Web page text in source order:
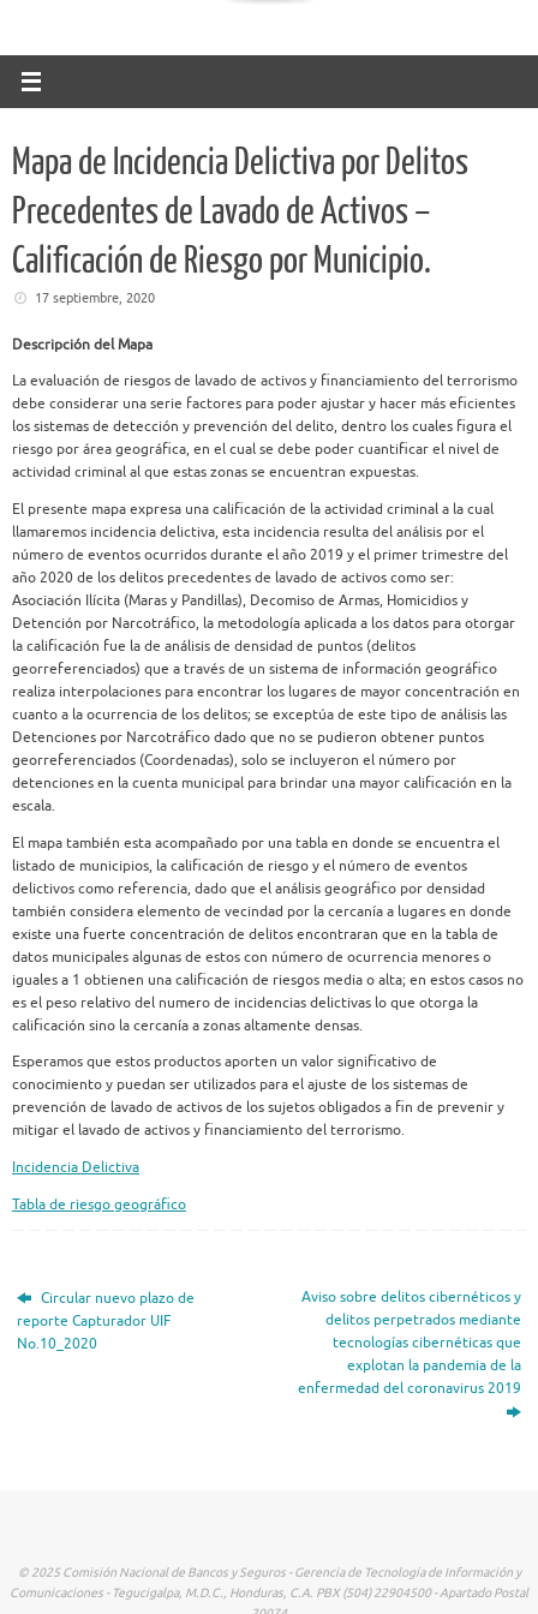
Mapa de Incidencia Delictiva por Delitos
Precedentes de Lavado de Activos –
Calificación de Riesgo por Municipio.
17 septiembre, 2020
Descripción del Mapa
La evaluación de riesgos de lavado de activos y financiamiento del terrorismo
debe considerar una serie factores para poder ajustar y hacer más eficientes
los sistemas de detección y prevención del delito, dentro los cuales figura el
riesgo por área geográfica, en el cual se debe poder cuantificar el nivel de
actividad criminal al que estas zonas se encuentran expuestas.
El presente mapa expresa una calificación de la actividad criminal a la cual
llamaremos incidencia delictiva, esta incidencia resulta del análisis por el
número de eventos ocurridos durante el año 2019 y el primer trimestre del
año 2020 de los delitos precedentes de lavado de activos como ser:
Asociación Ilícita (Maras y Pandillas), Decomiso de Armas, Homicidios y
Detención por Narcotráfico, la metodología aplicada a los datos para otorgar
la calificación fue la de análisis de densidad de puntos (delitos
georreferenciados) que a través de un sistema de información geográfico
realiza interpolaciones para encontrar los lugares de mayor concentración en
cuanto a la ocurrencia de los delitos; se exceptúa de este tipo de análisis las
Detenciones por Narcotráfico dado que no se pudieron obtener puntos
georreferenciados (Coordenadas), solo se incluyeron el número por
detenciones en la cuenta municipal para brindar una mayor calificación en la
escala.
El mapa también esta acompañado por una tabla en donde se encuentra el
listado de municipios, la calificación de riesgo y el número de eventos
delictivos como referencia, dado que el análisis geográfico por densidad
también considera elemento de vecindad por la cercanía a lugares en donde
existe una fuerte concentración de delitos encontraran que en la tabla de
datos municipales algunas de estos con número de ocurrencia menores o
iguales a 1 obtienen una calificación de riesgos media o alta; en estos casos no
es el peso relativo del numero de incidencias delictivas lo que otorga la
calificación sino la cercanía a zonas altamente densas.
Esperamos que estos productos aporten un valor significativo de
conocimiento y puedan ser utilizados para el ajuste de los sistemas de
prevención de lavado de activos de los sujetos obligados a fin de prevenir y
mitigar el lavado de activos y financiamiento del terrorismo.
Incidencia Delictiva
Tabla de riesgo geográfico
Circular nuevo plazo de
reporte Capturador UIF
No.10_2020
Aviso sobre delitos cibernéticos y
delitos perpetrados mediante
tecnologías cibernéticas que
explotan la pandemia de la
enfermedad del coronavirus 2019
© 2025 Comisión Nacional de Bancos y Seguros - Gerencia de Tecnología de Información y
Comunicaciones - Tegucigalpa, M.D.C., Honduras, C.A. PBX (504) 22904500 - Apartado Postal